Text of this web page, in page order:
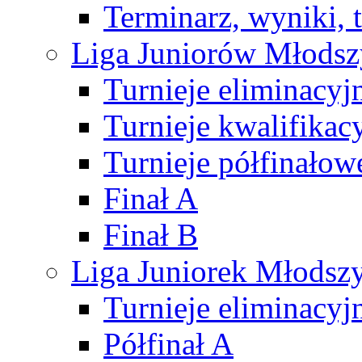
Terminarz, wyniki,
Liga Juniorów
Turnieje
Turnieje
Turnieje
Finał A
Finał B
Liga Juniorek
Turnieje
Półfinał A